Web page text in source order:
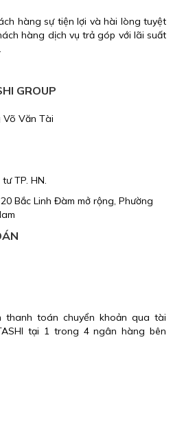
hàng sự tiện lợi và hài lòng tuyệt
hàng dịch vụ trả góp với lãi suất
.
GROUP
Văn Tài
TP. HN.
Bắc Linh Đàm mở rộng, Phường
thanh toán chuyển khoản qua tài
tại 1 trong 4 ngân hàng bên